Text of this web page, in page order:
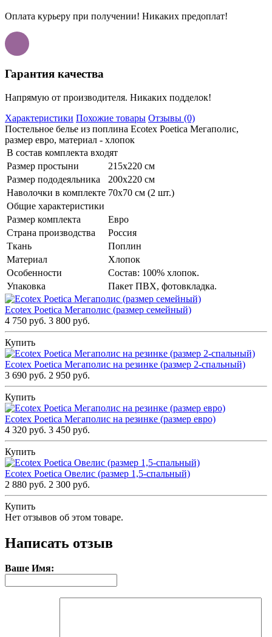
Оплата курьеру при получении! Никаких предоплат!
Гарантия качества
Напрямую от производителя. Никаких подделок!
Характеристики Похожие товары Отзывы (0)
Постельное белье из поплина Ecotex Poetica Мегаполис,
размер евро, материал - хлопок
В состав комплекта входят
Размер простыни
215х220 см
Размер пододеяльника
200х220 см
Наволочки в комплекте 70х70 см (2 шт.)
Общие характеристики
Размер комплекта
Евро
Страна производства
Россия
Ткань
Поплин
Материал
Хлопок
Особенности
Состав: 100% хлопок.
Упаковка
Пакет ПВХ, фотовкладка.
Ecotex Poetica Мегаполис (размер семейный)
4 750 руб. 3 800 руб.
Купить
Ecotex Poetica Мегаполис на резинке (размер 2-спальный)
3 690 руб. 2 950 руб.
Купить
Ecotex Poetica Мегаполис на резинке (размер евро)
4 320 руб. 3 450 руб.
Купить
Ecotex Poetica Овелис (размер 1,5-спальный)
2 880 руб. 2 300 руб.
Купить
Нет отзывов об этом товаре.
Написать отзыв
Ваше Имя: